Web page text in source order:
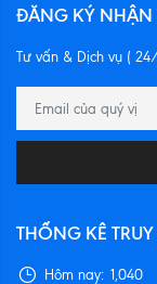
ĐĂNG KÝ NHẬN
Tư vấn & Dịch vụ (
THỐNG KÊ
Hôm nay: 1,040